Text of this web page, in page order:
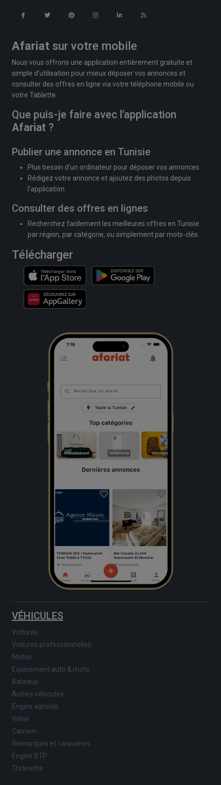
Afariat sur votre mobile
Nous vous offrons une application entièrement gratuite et
simple d'utilisation pour mieux déposer vos annonces et
consulter des offres en ligne via votre téléphone mobile ou
votre Tablette.
Que puis-je faire avec l'application
Afariat ?
Publier une annonce en Tunisie
Plus besoin d'un ordinateur pour déposer vos annonces
Rédigez votre annonce et ajoutez des photos depuis
l'application
Consulter des offres en lignes
Recherchez facilement les meilleures offres en Tunisie
par région, par catégorie, ou simplement par mots-clés.
Télécharger
VÉHICULES
Voitures
Voitures professionnelles
Motos
Equipement auto & moto
Bateaux
Autres véhicules
Engins agricole
Vélos
Camion
Remorques et caravanes
Engins BTP
Trotinette